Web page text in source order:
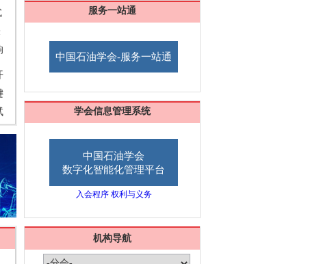
服务一站通
中国石油学会-服务一站通
学会信息管理系统
中国石油学会
数字化智能化管理平台
入会程序 权利与义务
机构导航